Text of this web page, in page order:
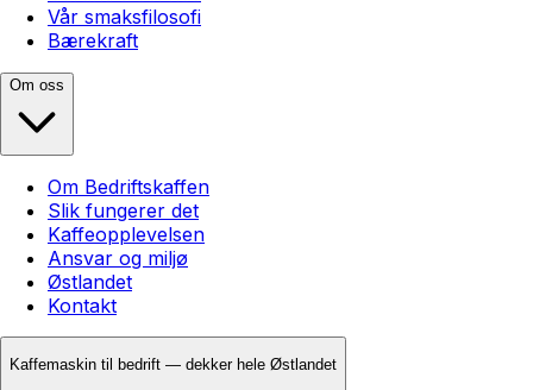
Vår smaksfilosofi
Bærekraft
Om oss
Om Bedriftskaffen
Slik fungerer det
Kaffeopplevelsen
Ansvar og miljø
Østlandet
Kontakt
Kaffemaskin til bedrift — dekker hele Østlandet